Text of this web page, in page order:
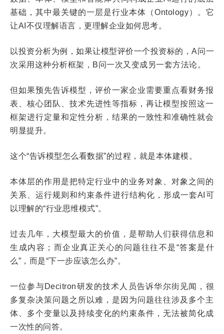
基础，其中最关键的一层是行业本体（Ontology）。它
让AI不仅理解语言，更理解企业如何思考。
以投资分析为例，如果让模型评价一个投资标的，A问一
次采用这种分析框架，B问一次又变成另一套方法论。
但如果预先告诉模型，评价一家企业需要重点看财务报
表、核心团队、技术先进性等指标，再让模型按照这一
框架进行定量和定性分析，结果的一致性和准确性就会
明显提升。
这个“告诉模型怎么看数据”的过程，就是本体建模。
本体层的作用是把特定行业中的业务对象、对象之间的
关系、运行规则和约束条件进行结构化，形成一套AI可
以理解的“行业思维模式”。
过去几年，大模型最大的价值，是帮助人们获得信息和
生成内容；而企业真正关心的问题往往不是“答案是什
么”，而是“下一步应该怎么办”。
一位参与Decitron研发的技术人员告诉华尔街见闻，很
多复杂决策问题之所以难，是因为问题往往涉及多个主
体、多个变量以及持续变化的约束条件，无法被简化成
一次性的问答。